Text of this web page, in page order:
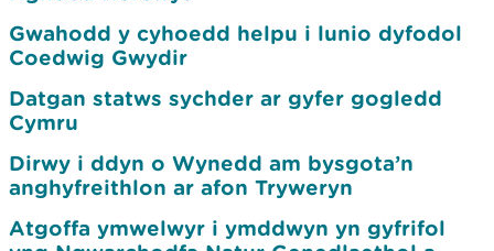
Gwahodd y cyhoedd helpu i lunio dyfodol
Coedwig Gwydir
Datgan statws sychder ar gyfer gogledd
Cymru
Dirwy i ddyn o Wynedd am bysgota’n
anghyfreithlon ar afon Tryweryn
Atgoffa ymwelwyr i ymddwyn yn gyfrifol